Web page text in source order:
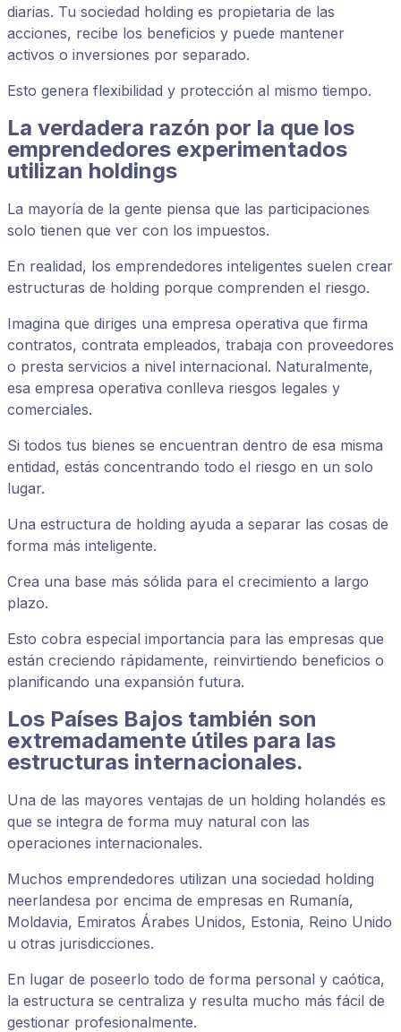
diarias. Tu sociedad holding es propietaria de las
acciones, recibe los beneficios y puede mantener
activos o inversiones por separado.
Esto genera flexibilidad y protección al mismo tiempo.
La verdadera razón por la que los
emprendedores experimentados
utilizan holdings
La mayoría de la gente piensa que las participaciones
solo tienen que ver con los impuestos.
En realidad, los emprendedores inteligentes suelen crear
estructuras de holding porque comprenden el riesgo.
Imagina que diriges una empresa operativa que firma
contratos, contrata empleados, trabaja con proveedores
o presta servicios a nivel internacional. Naturalmente,
esa empresa operativa conlleva riesgos legales y
comerciales.
Si todos tus bienes se encuentran dentro de esa misma
entidad, estás concentrando todo el riesgo en un solo
lugar.
Una estructura de holding ayuda a separar las cosas de
forma más inteligente.
Crea una base más sólida para el crecimiento a largo
plazo.
Esto cobra especial importancia para las empresas que
están creciendo rápidamente, reinvirtiendo beneficios o
planificando una expansión futura.
Los Países Bajos también son
extremadamente útiles para las
estructuras internacionales.
Una de las mayores ventajas de un holding holandés es
que se integra de forma muy natural con las
operaciones internacionales.
Muchos emprendedores utilizan una sociedad holding
neerlandesa por encima de empresas en Rumanía,
Moldavia, Emiratos Árabes Unidos, Estonia, Reino Unido
u otras jurisdicciones.
En lugar de poseerlo todo de forma personal y caótica,
la estructura se centraliza y resulta mucho más fácil de
gestionar profesionalmente.